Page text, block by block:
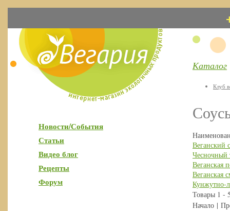
Новости/События
Статьи
Видео блог
Рецепты
Форум
Каталог
Клуб
Веганский
Чесночный
Веганская
Веганская
Кунжутно-
Товары 1 -
Начало |